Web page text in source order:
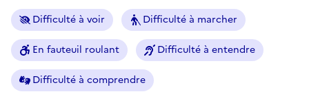
Difficulté à voir Difficulté à marcher
En fauteuil roulant Difficulté à entendre
Difficulté à comprendre